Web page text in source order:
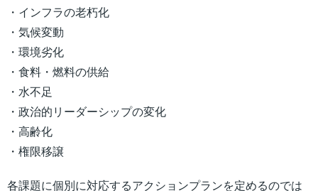
・インフラの老朽化
・気候変動
・環境劣化
・食料・燃料の供給
・水不足
・政治的リーダーシップの変化
・高齢化
・権限移譲
各課題に個別に対応するアクションプランを定めるのでは